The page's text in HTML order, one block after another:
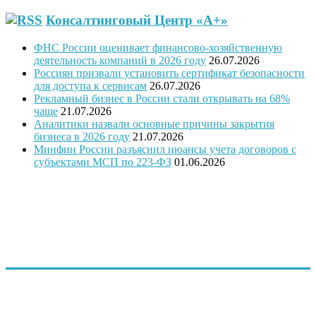
Консалтинговый Центр «А+»
ФНС России оценивает финансово-хозяйственную
деятельность компаний в 2026 году 26.07.2026
Россиян призвали установить сертификат безопасности
для доступа к сервисам 26.07.2026
Рекламный бизнес в России стали открывать на 68%
чаще 21.07.2026
Аналитики назвали основные причины закрытия
бизнеса в 2026 году 21.07.2026
Минфин России разъяснил нюансы учета договоров с
субъектами МСП по 223-ФЗ 01.06.2026